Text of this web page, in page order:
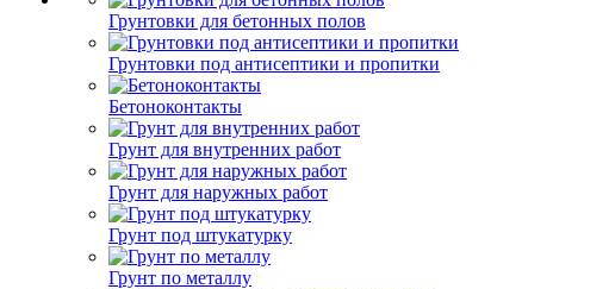
Грунтовки для бетонных полов
Грунтовки под антисептики и пропитки
Бетоноконтакты
Грунт для внутренних работ
Грунт для наружных работ
Грунт под штукатурку
Грунт по металлу